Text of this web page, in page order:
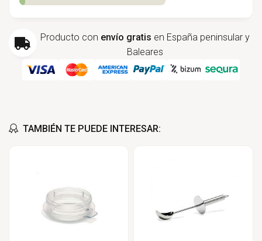
Producto con envío gratis en España peninsular y
Baleares
TAMBIÉN TE PUEDE INTERESAR: